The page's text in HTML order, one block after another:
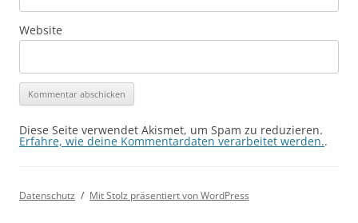
Website
Diese Seite verwendet Akismet, um Spam zu reduzieren.
Erfahre, wie deine Kommentardaten verarbeitet werden..
Datenschutz Mit Stolz präsentiert von WordPress